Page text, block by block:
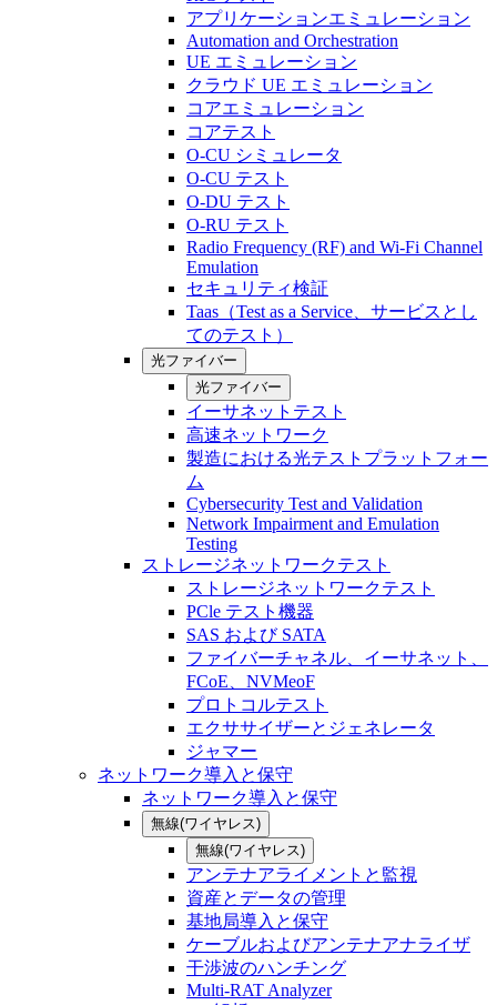
アプリケーションエミュレーション
Automation and Orchestration
UE エミュレーション
クラウド UE エミュレーション
コアエミュレーション
コアテスト
O-CU シミュレータ
O-CU テスト
O-DU テスト
O-RU テスト
Radio Frequency (RF) and Wi-Fi Channel
Emulation
セキュリティ検証
Taas（Test as a Service、サービスとし
てのテスト）
光ファイバー
光ファイバー
イーサネットテスト
高速ネットワーク
製造における光テストプラットフォー
ム
Cybersecurity Test and Validation
Network Impairment and Emulation
Testing
ストレージネットワークテスト
ストレージネットワークテスト
PCle テスト機器
SAS および SATA
ファイバーチャネル、イーサネット、
FCoE、NVMeoF
プロトコルテスト
エクササイザーとジェネレータ
ジャマー
ネットワーク導入と保守
ネットワーク導入と保守
無線(ワイヤレス)
無線(ワイヤレス)
アンテナアライメントと監視
資産とデータの管理
基地局導入と保守
ケーブルおよびアンテナアナライザ
干渉波のハンチング
Multi-RAT Analyzer